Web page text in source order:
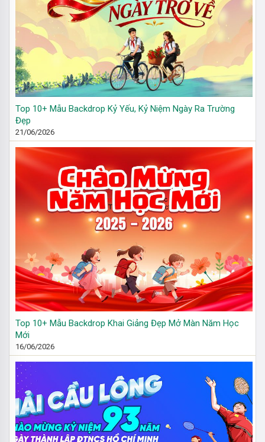
Top 10+ Mẫu Backdrop Kỷ Yếu, Kỷ Niệm Ngày Ra Trường
Đẹp
21/06/2026
Top 10+ Mẫu Backdrop Khai Giảng Đẹp Mở Màn Năm Học
Mới
16/06/2026